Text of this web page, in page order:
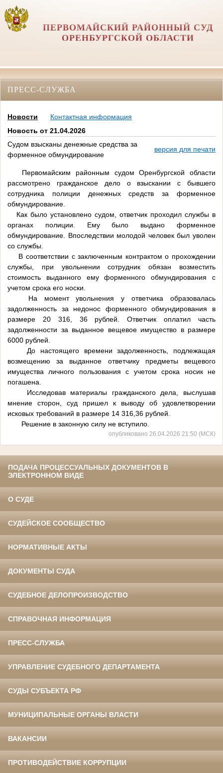
ПЕРВОМАЙСКИЙ РАЙОННЫЙ СУД
ОРЕНБУРГСКОЙ ОБЛАСТИ
ПРЕСС-СЛУЖБА
Новости
Контактная информация
Новость от 21.04.2026
Судом взысканы денежные средства за
форменное обмундирование
версия для печати
Первомайским районным судом Оренбургской области
рассмотрено гражданское дело о взыскании с бывшего
сотрудника полиции денежных средств за форменное
обмундирование.
Как было установлено судом, ответчик проходил службы в
органах полиции. Ему было выдано форменное
обмундирование. Впоследствии молодой человек был уволен
со службы.
В соответствии с заключенным контрактом о прохождении
службы, при увольнении сотрудник обязан возместить
стоимость выданного ему форменного обмундирования с
учетом срока его носки.
На момент увольнения у ответчика образовалась
задолженность за недонос форменного обмундирования в
размере 20 316, 36 рублей. Ответчик оплатил часть
задолженности за выданное вещевое имущество в размере
6000 рублей.
До настоящего времени задолженность, подлежащая
возмещению за выданное ответчику предметы вещевого
имущества личного пользования с учетом срока носик не
погашена.
Исследовав материалы гражданского дела, выслушав
мнение сторон, суд пришел к выводу об удовлетворении
исковых требований в размере 14 316,36 рублей.
Решение в законную силу не вступило.
опубликовано 26.04.2026 21:50 (МСК)
ПОДАЧА ПРОЦЕССУАЛЬНЫХ ДОКУМЕНТОВ В
ЭЛЕКТРОННОМ ВИДЕ
О СУДЕ
СУДЕЙСКОЕ СООБЩЕСТВО
НОРМАТИВНЫЕ АКТЫ
ДОКУМЕНТЫ СУДА
СУДЕБНОЕ ДЕЛОПРОИЗВОДСТВО
СПРАВОЧНАЯ ИНФОРМАЦИЯ
ПРЕСС-СЛУЖБА
УПРАВЛЕНИЕ СУДЕБНОГО ДЕПАРТАМЕНТА
СУДЫ СУБЪЕКТА РФ
МУНИЦИПАЛЬНЫЕ ОРГАНЫ ВЛАСТИ
ВАКАНСИИ
ПРОТИВОДЕЙСТВИЕ КОРРУПЦИИ